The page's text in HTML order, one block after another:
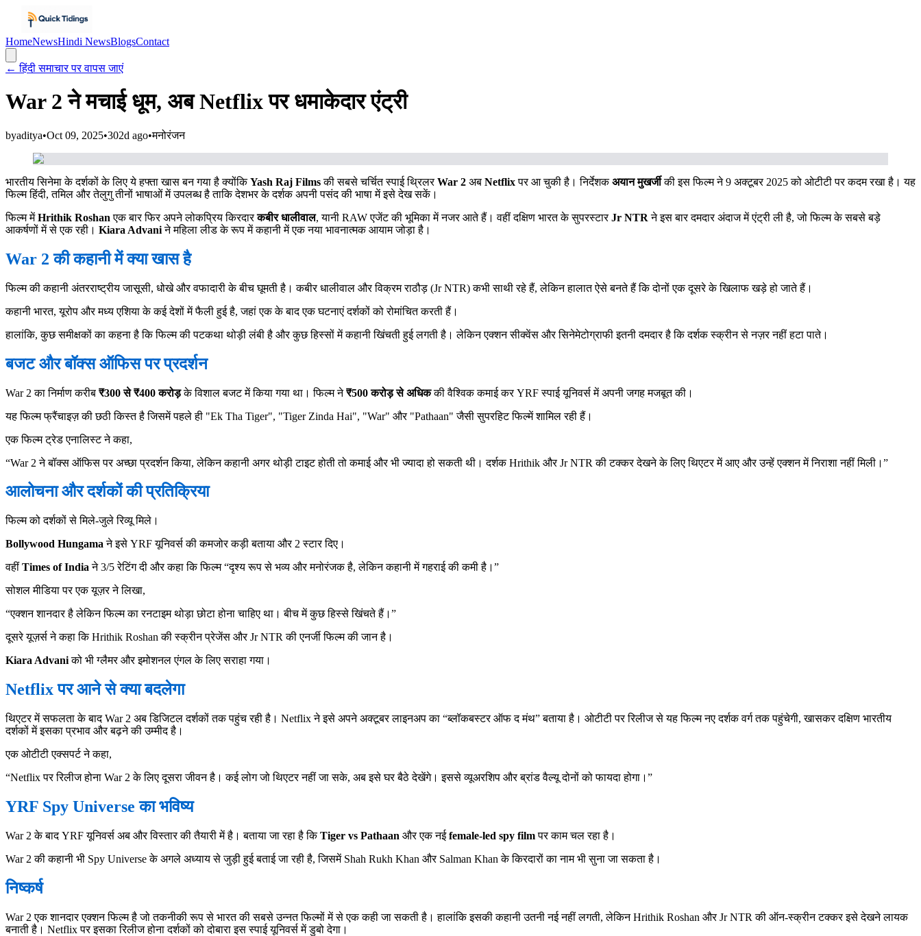
HomeNewsHindi NewsBlogsContact
← हिंदी समाचार पर वापस जाएं
War 2 ने मचाई धूम, अब Netflix पर धमाकेदार एंट्री
byaditya•Oct 09, 2025•302d ago•मनोरंजन
भारतीय सिनेमा के दर्शकों के लिए ये हफ्ता खास बन गया है क्योंकिYash Raj Filmsकी सबसे चर्चित स्पाई थ्रिलरWar 2 अब Netflixपर आ चुकी है। निर्देशकअयान मुखर्जीकी इस फिल्म ने 9 अक्टूबर 2025 को ओटीटी पर कदम रखा है। यह
फिल्म हिंदी, तमिल और तेलुगु तीनों भाषाओं में उपलब्ध है ताकि देशभर के दर्शक अपनी पसंद की भाषा में इसे देख सकें।
फिल्म मेंHrithik Roshan एक बार फिर अपने लोकप्रिय किरदारकबीर धालीवाल, यानी RAW एजेंट की भूमिका में नजर आते हैं। वहीं दक्षिण भारत के सुपरस्टारJr NTR ने इस बार दमदार अंदाज में एंट्री ली है, जो फिल्म के सबसे बड़े
आकर्षणों में से एक रही। Kiara Advaniने महिला लीड के रूप में कहानी में एक नया भावनात्मक आयाम जोड़ा है।
War 2 की कहानी में क्या खास है
फिल्म की कहानी अंतरराष्ट्रीय जासूसी, धोखे और वफादारी के बीच घूमती है। कबीर धालीवाल और विक्रम राठौड़ (Jr NTR) कभी साथी रहे हैं, लेकिन हालात ऐसे बनते हैं कि दोनों एक दूसरे के खिलाफ खड़े हो जाते हैं।
कहानी भारत, यूरोप और मध्य एशिया के कई देशों में फैली हुई है, जहां एक के बाद एक घटनाएं दर्शकों को रोमांचित करती हैं।
हालांकि, कुछ समीक्षकों का कहना है कि फिल्म की पटकथा थोड़ी लंबी है और कुछ हिस्सों में कहानी खिंचती हुई लगती है। लेकिन एक्शन सीक्वेंस और सिनेमेटोग्राफी इतनी दमदार है कि दर्शक स्क्रीन से नज़र नहीं हटा पाते।
बजट और बॉक्स ऑफिस पर प्रदर्शन
War 2 का निर्माण करीब ₹300 से ₹400 करोड़के विशाल बजट में किया गया था। फिल्म ने₹500 करोड़ से अधिककी वैश्विक कमाई कर YRF स्पाई यूनिवर्स में अपनी जगह मजबूत की।
यह फिल्म फ्रैंचाइज़ की छठी किस्त है जिसमें पहले ही "Ek Tha Tiger", "Tiger Zinda Hai", "War" और "Pathaan" जैसी सुपरहिट फिल्में शामिल रही हैं।
एक फिल्म ट्रेड एनालिस्ट ने कहा,
“War 2 ने बॉक्स ऑफिस पर अच्छा प्रदर्शन किया, लेकिन कहानी अगर थोड़ी टाइट होती तो कमाई और भी ज्यादा हो सकती थी। दर्शक Hrithik और Jr NTR की टक्कर देखने के लिए थिएटर में आए और उन्हें एक्शन में निराशा नहीं मिली।”
आलोचना और दर्शकों की प्रतिक्रिया
फिल्म को दर्शकों से मिले-जुले रिव्यू मिले।
Bollywood Hungama ने इसे YRF यूनिवर्स की कमजोर कड़ी बताया और 2 स्टार दिए।
वहीं Times of India ने 3/5 रेटिंग दी और कहा कि फिल्म “दृश्य रूप से भव्य और मनोरंजक है, लेकिन कहानी में गहराई की कमी है।”
सोशल मीडिया पर एक यूज़र ने लिखा,
“एक्शन शानदार है लेकिन फिल्म का रनटाइम थोड़ा छोटा होना चाहिए था। बीच में कुछ हिस्से खिंचते हैं।”
दूसरे यूज़र्स ने कहा कि Hrithik Roshan की स्क्रीन प्रेजेंस और Jr NTR की एनर्जी फिल्म की जान है।
Kiara Advaniको भी ग्लैमर और इमोशनल एंगल के लिए सराहा गया।
Netflix पर आने से क्या बदलेगा
थिएटर में सफलता के बाद War 2 अब डिजिटल दर्शकों तक पहुंच रही है। Netflix ने इसे अपने अक्टूबर लाइनअप का “ब्लॉकबस्टर ऑफ द मंथ” बताया है। ओटीटी पर रिलीज से यह फिल्म नए दर्शक वर्ग तक पहुंचेगी, खासकर दक्षिण भारतीय
दर्शकों में इसका प्रभाव और बढ़ने की उम्मीद है।
एक ओटीटी एक्सपर्ट ने कहा,
“Netflix पर रिलीज होना War 2 के लिए दूसरा जीवन है। कई लोग जो थिएटर नहीं जा सके, अब इसे घर बैठे देखेंगे। इससे व्यूअरशिप और ब्रांड वैल्यू दोनों को फायदा होगा।”
YRF Spy Universe का भविष्य
War 2 के बाद YRF यूनिवर्स अब और विस्तार की तैयारी में है। बताया जा रहा है किTiger vs Pathaan और एक नईfemale-led spy filmपर काम चल रहा है।
War 2 की कहानी भी Spy Universe के अगले अध्याय से जुड़ी हुई बताई जा रही है, जिसमें Shah Rukh Khan और Salman Khan के किरदारों का नाम भी सुना जा सकता है।
निष्कर्ष
War 2 एक शानदार एक्शन फिल्म है जो तकनीकी रूप से भारत की सबसे उन्नत फिल्मों में से एक कही जा सकती है। हालांकि इसकी कहानी उतनी नई नहीं लगती, लेकिन Hrithik Roshan और Jr NTR की ऑन-स्क्रीन टक्कर इसे देखने लायक
बनाती है। Netflix पर इसका रिलीज होना दर्शकों को दोबारा इस स्पाई यूनिवर्स में डुबो देगा।